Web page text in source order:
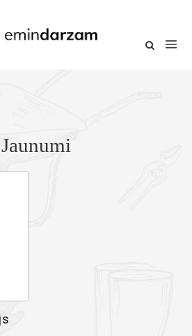
Jaunumi